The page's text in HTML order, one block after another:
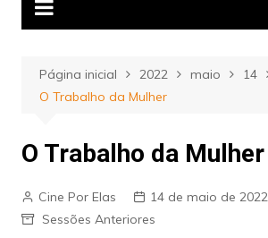
Página inicial 2022 maio
14
O Trabalho da Mulher
O Trabalho da Mulher
Cine Por Elas 14 de maio de 2022
Sessões Anteriores